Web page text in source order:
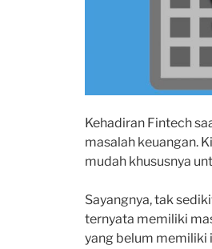
Kehadiran Fintech
masalah keuangan.
mudah khususnya
Sayangnya, tak
ternyata memiliki
yang belum memiliki